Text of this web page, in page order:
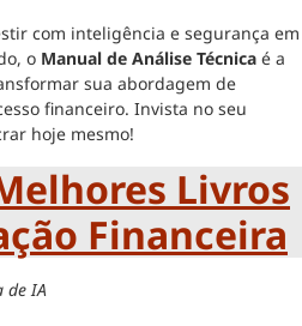
com inteligência e segurança em
o Manual de Análise Técnica é a
sua abordagem de
financeiro. Invista no seu
hoje mesmo!
Livros
Financeira
de IA